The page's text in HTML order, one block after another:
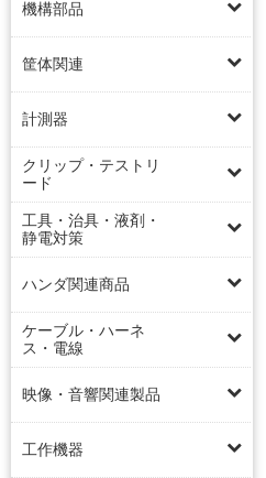
機構部品
筐体関連
計測器
クリップ・テストリ
ード
工具・治具・液剤・
静電対策
ハンダ関連商品
ケーブル・ハーネ
ス・電線
映像・音響関連製品
工作機器